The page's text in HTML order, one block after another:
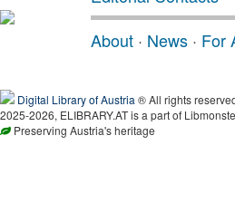
About · News · For
Digital Library of Austria ® All rights
2025-2026, ELIBRARY.AT is a part of
Preserving Austria's heritage